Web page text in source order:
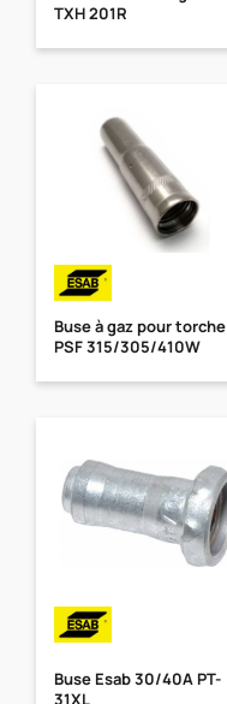
TXH 201R
Buse à gaz pour torche
PSF 315/305/410W
Buse Esab 30/40A PT-
31XL